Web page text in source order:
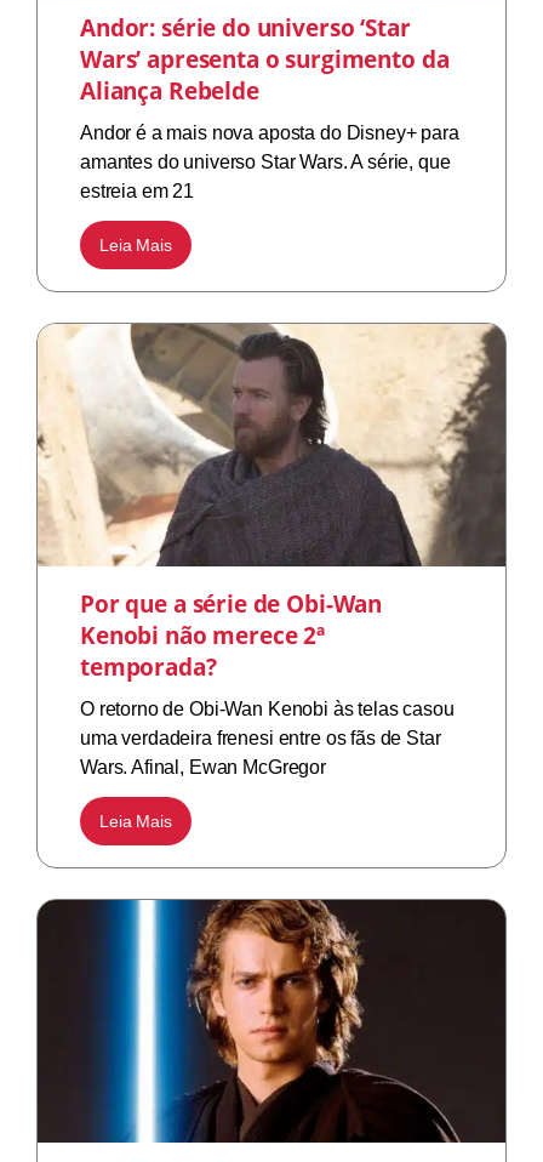
Andor: série do universo ‘Star
Wars’ apresenta o surgimento da
Aliança Rebelde
Andor é a mais nova aposta do Disney+ para
amantes do universo Star Wars. A série, que
estreia em 21
Leia Mais
Por que a série de Obi-Wan
Kenobi não merece 2ª
temporada?
O retorno de Obi-Wan Kenobi às telas casou
uma verdadeira frenesi entre os fãs de Star
Wars. Afinal, Ewan McGregor
Leia Mais